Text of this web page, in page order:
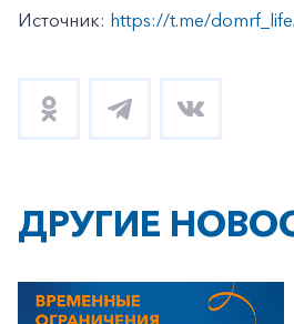
Источник: https://t.me/
ДРУГИЕ